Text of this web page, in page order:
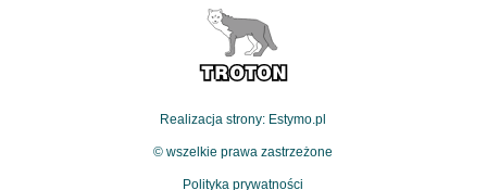
Realizacja strony: Estymo.pl
© wszelkie prawa zastrzeżone
Polityka prywatności